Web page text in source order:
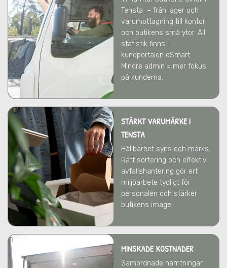
Tensta – från lager och
varumottagning till kontor
och butikens små ytor. All
statistik finns i
kundportalen eSmart.
Mindre admin = mer fokus
på kunderna.
STÄRKT VARUMÄRKEI
TENSTA
Hållbarhet syns och märks.
Rätt sortering och effektiv
avfallshantering gör ert
miljöarbete tydligt för
personalen och stärker
butikens image.
MINSKADE KOSTNADER
Samordnade hämtningar